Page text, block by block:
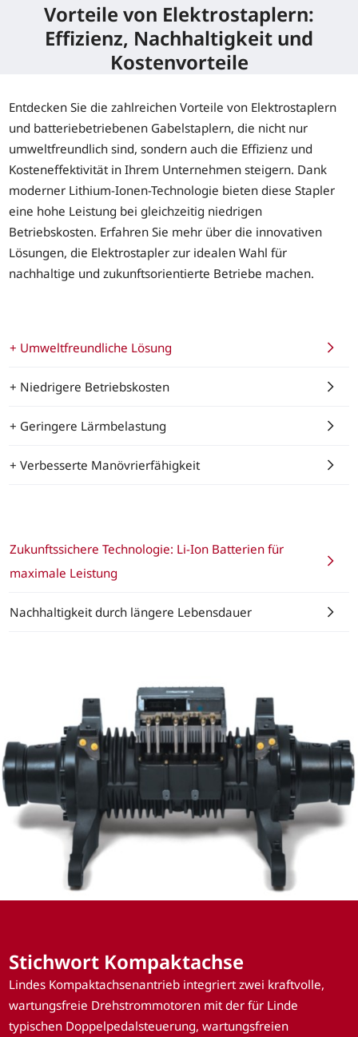
Vorteile von Elektrostaplern:
Effizienz, Nachhaltigkeit und
Kostenvorteile
Entdecken Sie die zahlreichen Vorteile von Elektrostaplern
und batteriebetriebenen Gabelstaplern, die nicht nur
umweltfreundlich sind, sondern auch die Effizienz und
Kosteneffektivität in Ihrem Unternehmen steigern. Dank
moderner Lithium-Ionen-Technologie bieten diese Stapler
eine hohe Leistung bei gleichzeitig niedrigen
Betriebskosten. Erfahren Sie mehr über die innovativen
Lösungen, die Elektrostapler zur idealen Wahl für
nachhaltige und zukunftsorientierte Betriebe machen.
+ Umweltfreundliche Lösung
+ Niedrigere Betriebskosten
+ Geringere Lärmbelastung
+ Verbesserte Manövrierfähigkeit
Zukunftssichere Technologie: Li-Ion Batterien für
maximale Leistung
Nachhaltigkeit durch längere Lebensdauer
Stichwort Kompaktachse
Lindes Kompaktachsenantrieb integriert zwei kraftvolle,
wartungsfreie Drehstrommotoren mit der für Linde
typischen Doppelpedalsteuerung, wartungsfreien